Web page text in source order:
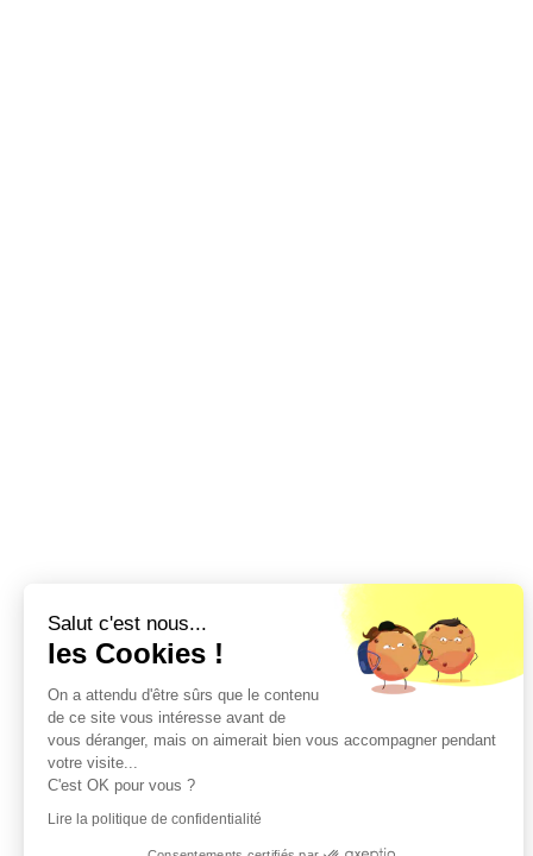
Salut c'est nous...
les Cookies !
On a attendu d'être sûrs que le contenu
de ce site vous intéresse avant de
vous déranger, mais on aimerait bien vous accompagner pendant
votre visite...
C'est OK pour vous ?
Lire la politique de confidentialité